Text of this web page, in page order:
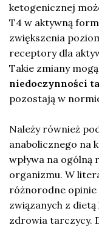
ketogenicznej
T4 w aktywną
zwiększenia
receptory dla
Takie zmiany
niedoczynności
pozostają w
Należy również
anabolicznego na
wpływa na
organizmu. W
różnorodne opinie
związanych z
zdrowia tarczycy.